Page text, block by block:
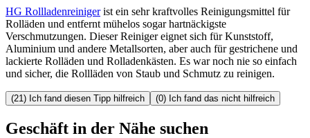
HG Rollladenreinigerist ein sehr kraftvolles Reinigungsmittel für
Rolläden und entfernt mühelos sogar hartnäckigste
Verschmutzungen. Dieser Reiniger eignet sich für Kunststoff,
Aluminium und andere Metallsorten, aber auch für gestrichene und
lackierte Rolläden und Rolladenkästen. Es war noch nie so einfach
und sicher, die Rollläden von Staub und Schmutz zu reinigen.
(21) Ich fand diesen Tipp hilfreich (0) Ich fand das nicht hilfreich
Geschäft in der Nähe suchen